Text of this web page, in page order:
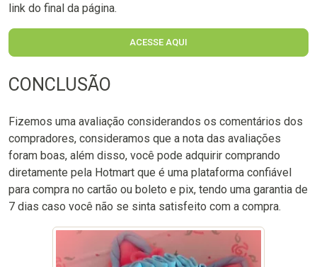
link do final da página.
ACESSE AQUI
CONCLUSÃO
Fizemos uma avaliação considerandos os comentários dos
compradores, consideramos que a nota das avaliações
foram boas, além disso, você pode adquirir comprando
diretamente pela Hotmart que é uma plataforma confiável
para compra no cartão ou boleto e pix, tendo uma garantia de
7 dias caso você não se sinta satisfeito com a compra.